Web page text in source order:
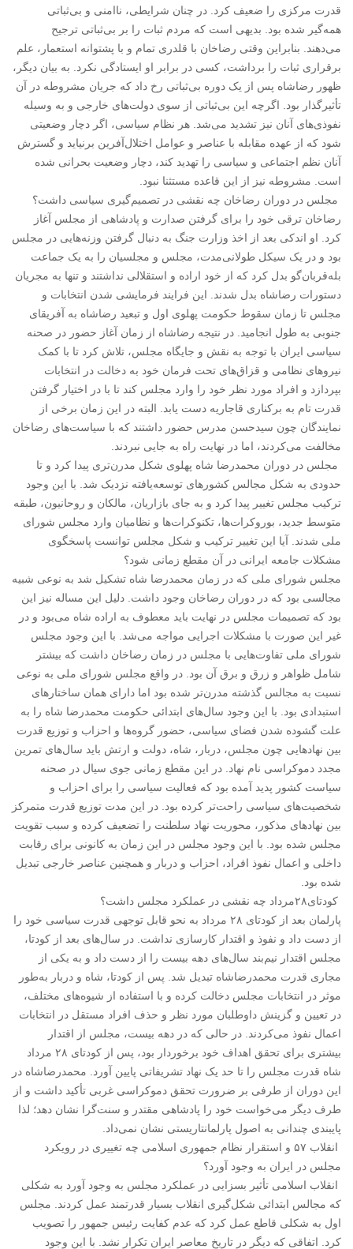
قدرت مرکزی را ضعیف کرد. در چنان شرایطی، ناامنی و بی‌‌‌‌‌ثباتی
همه‌‌گیر شده بود. بدیهی است که مردم ثبات را بر بی‌‌ثباتی ترجیح
می‌دهند. بنابراین وقتی رضاخان با قلدری تمام و با پشتوانه‌‌‌‌‌ استعمار، علم
برقراری ثبات را برداشت، کسی در برابر او ایستادگی نکرد. به بیان دیگر،
ظهور رضاشاه پس از یک دوره‌‌‌‌‌ بی‌ثباتی رخ داد که جریان مشروطه در آن
تأثیرگذار بود. اگرچه این بی‌ثباتی از سوی دولت‌‌‌‌‌های خارجی و به ‌وسیله‌
نفوذی‌‌‌‌‌های آنان نیز تشدید می‌شد. هر نظام سیاسی، اگر دچار وضعیتی
شود که از عهده‌‌‌‌‌ مقابله با عناصر و عوامل اختلال‌آفرین برنیاید و گسترش
آنان نظم اجتماعی و سیاسی را تهدید کند، دچار وضعیت بحرانی شده
است. مشروطه نیز از این قاعده مستثنا نبود.
مجلس در دوران رضاخان چه نقشی در تصمیم‌گیری سیاسی داشت؟
رضاخان ترقی خود را برای گرفتن صدارت و پادشاهی از مجلس آغاز
کرد. او اندکی بعد از اخذ وزارت جنگ به دنبال گرفتن وزنه‌هایی در مجلس
بود و در یک سیکل طولانی‌مدت، مجلس و مجلسیان را به یک جماعت
بله‌قربان‌گو بدل کرد که از خود اراده و استقلالی نداشتند و تنها به مجریان
دستورات رضاشاه بدل شدند. این فرایند فرمایشی شدن انتخابات و
مجلس تا زمان سقوط حکومت پهلوی اول و تبعید رضاشاه به آفریقای
جنوبی به طول انجامید. در نتیجه رضاشاه از زمان آغاز حضور در صحنه
سیاسی ایران با توجه به نقش و جایگاه مجلس، تلاش کرد تا با کمک
نیروهای نظامی و قزاق‌های تحت فرمان خود به دخالت در انتخابات
بپردازد و افراد مورد نظر خود را وارد مجلس کند تا با در اختیار گرفتن
قدرت تام به برکناری قاجاریه دست یابد. البته در این زمان برخی از
نمایندگان چون سیدحسن مدرس حضور داشتند که با سیاست‌های رضاخان
مخالفت می‌کردند، اما در نهایت راه به جایی نبردند.
مجلس در دوران محمدرضا شاه پهلوی شکل مدرن‌تری پیدا کرد و تا
حدودی به شکل مجالس کشورهای توسعه‌یافته نزدیک شد. با این وجود
ترکیب مجلس تغییر پیدا کرد و به جای بازاریان، مالکان و روحانیون، طبقه
متوسط جدید، بوروکرات‌ها، تکنوکرات‌ها و نظامیان وارد مجلس شورای
ملی شدند. آیا این تغییر ترکیب و شکل مجلس توانست پاسخگوی
مشکلات جامعه ایرانی در آن مقطع زمانی شود؟
مجلس شورای ملی که در زمان محمدرضا شاه تشکیل شد به نوعی شبیه
مجالسی بود که در دوران رضاخان وجود داشت. دلیل این مساله نیز این
بود که تصمیمات مجلس در نهایت باید معطوف به اراده شاه می‌بود و در
غیر این صورت با مشکلات اجرایی مواجه می‌شد. با این وجود مجلس
شورای ملی تفاوت‌هایی با مجلس در زمان رضاخان داشت که بیشتر
شامل ظواهر و زرق و برق آن بود. در واقع مجلس شورای ملی به نوعی
نسبت به مجالس گذشته مدرن‌تر شده بود اما دارای همان ساختارهای
استبدادی بود. با این وجود سال‌های ابتدائی حکومت محمدرضا شاه را به
علت گشوده شدن فضای سیاسی، حضور گروه‌ها و احزاب و توزیع قدرت
بین نهادهایی چون مجلس، دربار، شاه، دولت و ارتش باید سال‌های تمرین
مجدد دموکراسی نام نهاد. در این مقطع زمانی جوی سیال در صحنه‌
سیاست کشور پدید آمده بود که فعالیت سیاسی را برای احزاب و
شخصیت‌های سیاسی راحت‌تر کرده بود. در این مدت توزیع قدرت متمرکز
بین نهادهای مذکور، محوریت نهاد سلطنت را تضعیف کرده و سبب تقویت
مجلس شده بود. با این وجود مجلس در این زمان به کانونی برای رقابت
داخلی و اعمال نفوذ افراد، احزاب و دربار و همچنین عناصر خارجی تبدیل
شده بود.
کودتای۲۸مرداد چه نقشی در عملکرد مجلس داشت؟
پارلمان بعد از کودتای ۲۸ مرداد به نحو قابل توجهی قدرت سیاسی خود را
از دست داد و نفوذ و اقتدار کارسازی نداشت. در سال‌های بعد از کودتا،
مجلس اقتدار نیم‌بند سال‌های دهه‌ بیست را از دست داد و به یکی از
مجاری قدرت محمدرضاشاه تبدیل شد. پس از کودتا، شاه و دربار به‌طور
موثر در انتخابات مجلس دخالت کرده و با استفاده از شیوه‌های مختلف،
در تعیین و گزینش داوطلبان مورد نظر و حذف افراد مستقل در انتخابات
اعمال نفوذ می‌کردند. در حالی که در دهه‌ بیست، مجلس از اقتدار
بیشتری برای تحقق اهداف خود برخوردار بود، پس از کودتای ۲۸ مرداد
شاه قدرت مجلس را تا حد یک نهاد تشریفاتی پایین آورد. محمدرضاشاه در
این دوران از طرفی بر ضرورت تحقق دموکراسی غربی تأکید داشت و از
طرف دیگر می‌خواست خود را پادشاهی مقتدر و سنت‌گرا نشان دهد؛ لذا
پایبندی چندانی به اصول پارلمانتاریستی نشان نمی‌داد.
انقلاب ۵۷ و استقرار نظام جمهوری اسلامی چه تغییری در رویکرد
مجلس در ایران به وجود آورد؟
انقلاب اسلامی تأثیر بسزایی در عملکرد مجلس به وجود آورد به شکلی
که مجالس ابتدائی شکل‌گیری انقلاب بسیار قدرتمند عمل کردند. مجلس
اول به شکلی قاطع عمل کرد که عدم کفایت رئیس جمهور را تصویب
کرد. اتفاقی که دیگر در تاریخ معاصر ایران تکرار نشد. با این وجود